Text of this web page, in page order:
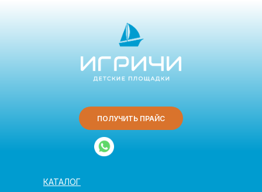
КАТАЛОГ
ПОЛУЧИТЬ ПРАЙС